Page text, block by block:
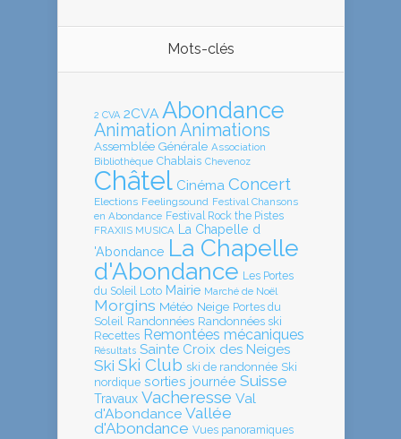
Mots-clés
2 CVA 2CVA Abondance
Animation Animations
Assemblée Générale Association
Bibliothèque Chablais Chevenoz
Châtel Cinéma Concert
Elections Feelingsound Festival Chansons
en Abondance Festival Rock the Pistes
FRAXIIS MUSICA
La Chapelle d
'Abondance La Chapelle
d'Abondance Les Portes
du Soleil Loto Mairie Marché de Noël
Morgins Météo Neige Portes du
Soleil Randonnées Randonnées ski
Recettes Remontées mécaniques
Résultats Sainte Croix des Neiges
Ski Ski Club ski de randonnée Ski
nordique sorties journée Suisse
Travaux Vacheresse Val
d'Abondance Vallée
d'Abondance Vues panoramiques